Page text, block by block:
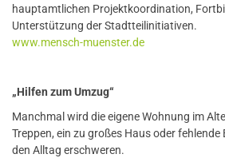
hauptamtlichen Projektkoordination,
Unterstützung der Stadtteilinitiativen.
www.mensch-muenster.de
„Hilfen zum Umzug“
Manchmal wird die eigene Wohnung im
Treppen, ein zu großes Haus oder
den Alltag erschweren.